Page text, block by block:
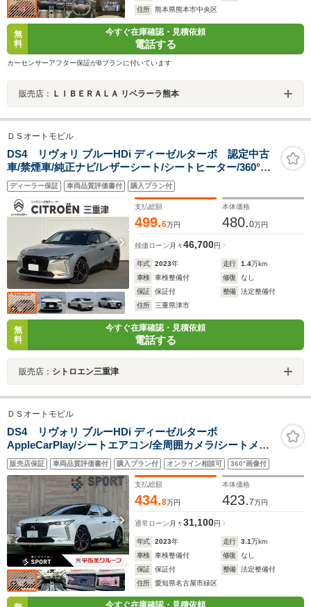
住所
熊本県熊本市中央区
無
料
今すぐ在庫確認・見積依頼
電話する
カーセンサーアフター保証がBプランに付いています
販売店： ＬＩＢＥＲＡＬＡ リベラーラ熊本
ＤＳオートモビル
DS4 リヴォリ ブルーHDi ディーゼルターボ 認定中古
車/禁煙車/純正ナビ/レザーシート/シートヒーター/360°カ
メラ/マトリクスLEDヘッドライト/アップルカープレイア
ンドロイドオート対応/ACC/レーンキープアシスト/レー
ンキープ/ETC
ディーラー保証 車両品質評価書付 購入プラン付
支払総額
499.6万円
本体価格
480.0万円
残価ローン 月々46,700円
年式 2023年 走行 1.4万km
車検
車検整備付 修復
なし
保証
保証付 整備
法定整備付
住所
三重県津市
無
料
今すぐ在庫確認・見積依頼
電話する
販売店： シトロエン三重津
ＤＳオートモビル
DS4 リヴォリ ブルーHDi ディーゼルターボ
AppleCarPlay/シートエアコン/全周囲カメラ/シートメモ
リー/Focal Electraサウンド/ブラインドスポットモニター/
電動リアゲート/ワイヤレス充電/レーダークルーズコント
ロール/純正ディスプレイオーディオ/ETC
販売店保証 車両品質評価書付 購入プラン付 オンライン相談可 360°画像付
支払総額
434.8万円
本体価格
423.7万円
通常ローン 月々31,100円
年式 2023年 走行 3.1万km
車検
車検整備付 修復
なし
保証
保証付 整備
法定整備付
住所
愛知県名古屋市緑区